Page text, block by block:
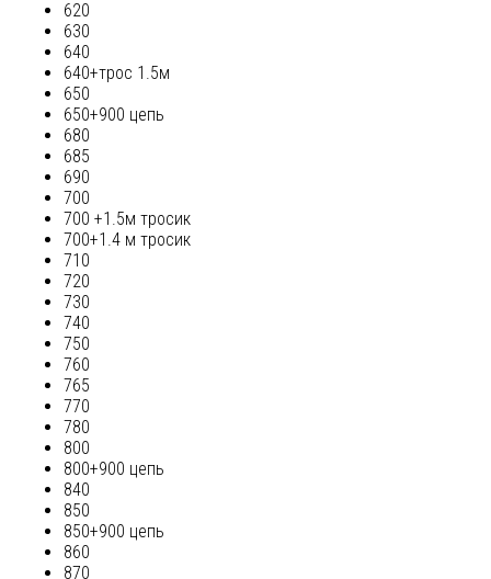
620
630
640
640+трос 1.5м
650
650+900 цепь
680
685
690
700
700 +1.5м тросик
700+1.4 м тросик
710
720
730
740
750
760
765
770
780
800
800+900 цепь
840
850
850+900 цепь
860
870